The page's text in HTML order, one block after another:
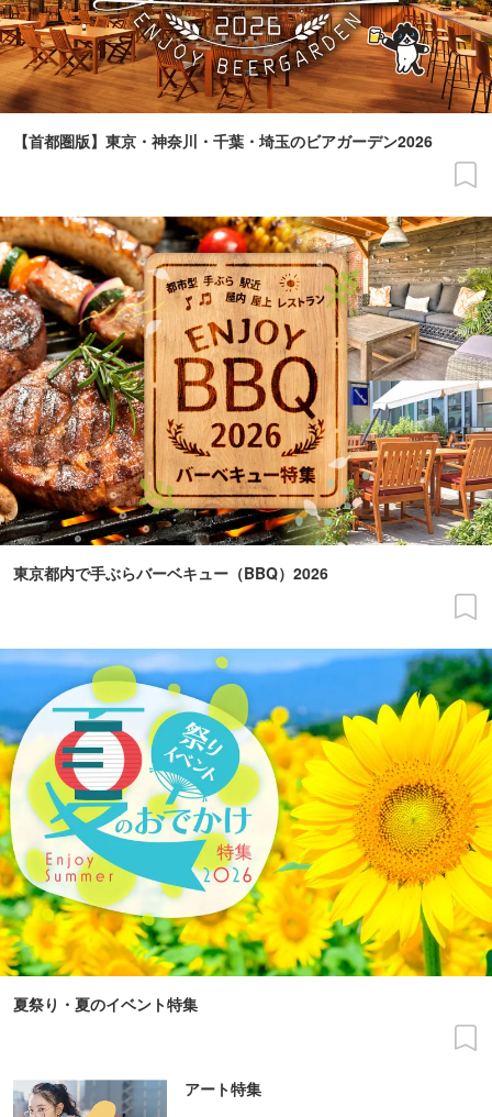
【首都圏版】東京・神奈川・千葉・埼玉のビアガーデン2026
東京都内で手ぶらバーベキュー（BBQ）2026
夏祭り・夏のイベント特集
アート特集